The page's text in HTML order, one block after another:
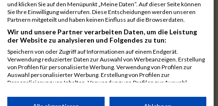
1582 Funken
00:25:42
12220
Cosma
00:25:43
9678
Exner
00:25:43
11817
Schmaul-Klaibee
6812
Koch
00:25:47
9610
Linß
00:25:47
706
Wehmeier
00:25:48
und klicken Sie auf den Menüpunkt „Meine Daten“. Auf dieser Seite können
Sie Ihre Einwilligung widerrufen. Diese Entscheidungen werden unseren
Partnern mitgeteilt und haben keinen Einfluss auf die Browserdaten.
Wir und unsere Partner verarbeiten Daten, um die Leistung
der Website zu analysieren und Folgendes zu tun:
Speichern von oder Zugriff auf Informationen auf einem Endgerät.
Verwendung reduzierter Daten zur Auswahl von Werbeanzeigen. Erstellung
von Profilen für personalisierte Werbung. Verwendung von Profilen zur
Auswahl personalisierter Werbung. Erstellung von Profilen zur
Personalisierung von Inhalten. Verwendung von Profilen zur Auswahl
Performance von Inhalten. Analyse von Zielgruppen durch Statistiken oder